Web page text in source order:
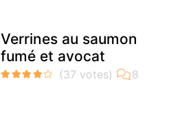
Verrines au saumon
fumé et avocat